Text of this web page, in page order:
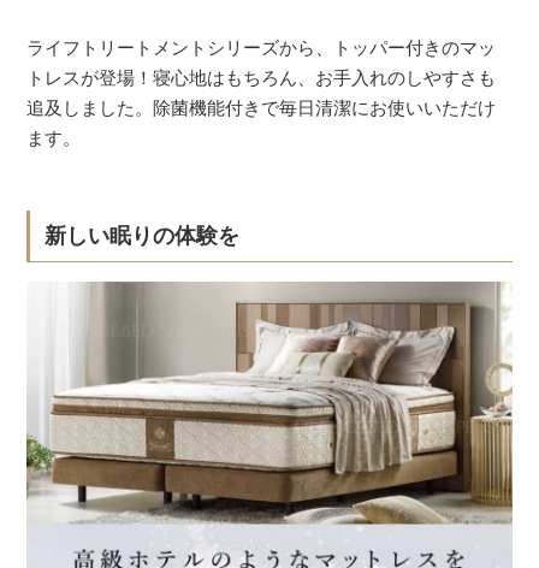
ライフトリートメントシリーズから、トッパー付きのマッ
トレスが登場！寝心地はもちろん、お手入れのしやすさも
追及しました。除菌機能付きで毎日清潔にお使いいただけ
ます。
新しい眠りの体験を